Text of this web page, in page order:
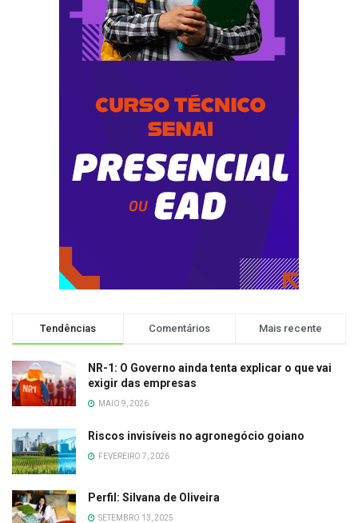
Tendências Comentários Mais recente
NR-1: O Governo ainda tenta explicar o que vai
exigir das empresas
MAIO 9, 2026
Riscos invisíveis no agronegócio goiano
FEVEREIRO 7, 2026
Perfil: Silvana de Oliveira
SETEMBRO 13, 2025